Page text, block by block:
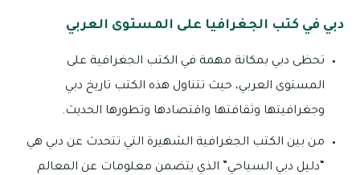
دبي في كتب الجغرافيا على المستوى العربي
تحظى دبي بمكانة مهمة في الكتب الجغرافية على
المستوى العربي، حيث تتناول هذه الكتب تاريخ دبي
وجغرافيتها وثقافتها واقتصادها وتطورها الحديث.
من بين الكتب الجغرافية الشهيرة التي تتحدث عن دبي هي
“دليل دبي السياحي” الذي يتضمن معلومات عن المعالم